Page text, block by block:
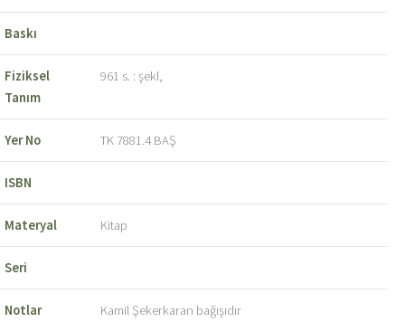
Baskı
Fiziksel
Tanım
961 s. : şekl,
Yer No TK 7881.4 BAŞ
ISBN
Materyal Kitap
Seri
Notlar Kamil Şekerkaran bağışıdır